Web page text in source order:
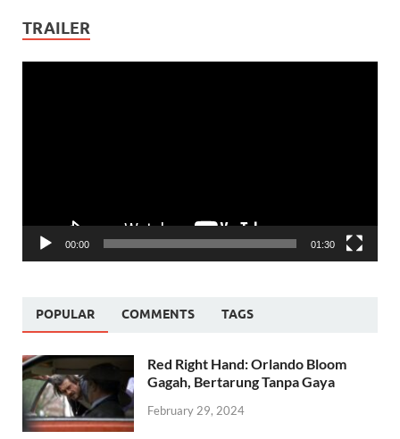
TRAILER
00:00 01:30
POPULAR COMMENTS TAGS
Red Right Hand: Orlando Bloom
Gagah, Bertarung Tanpa Gaya
February 29, 2024